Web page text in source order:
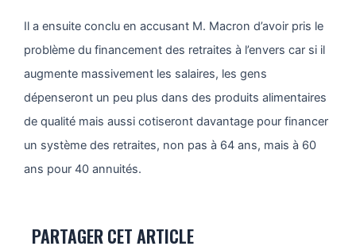
Il a ensuite conclu en accusant M. Macron d’avoir pris le
problème du financement des retraites à l’envers car si il
augmente massivement les salaires, les gens
dépenseront un peu plus dans des produits alimentaires
de qualité mais aussi cotiseront davantage pour financer
un système des retraites, non pas à 64 ans, mais à 60
ans pour 40 annuités.
PARTAGER CET ARTICLE